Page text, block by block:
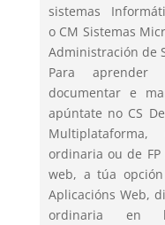
sistemas
o CM Sistemas
Administración de
Para aprender
documentar e
apúntate no CS
ordinaria ou de
web, a túa
Aplicacións Web,
ordinaria en